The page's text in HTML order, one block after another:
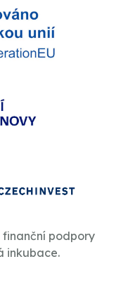
podpory
inkubace.